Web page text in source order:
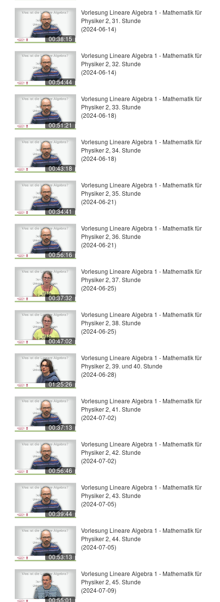
00:38:15
Vorlesung Lineare Algebra 1 - Mathematik für
Physiker 2, 31. Stunde
(2024-06-14)
00:54:44
Vorlesung Lineare Algebra 1 - Mathematik für
Physiker 2, 32. Stunde
(2024-06-14)
00:51:21
Vorlesung Lineare Algebra 1 - Mathematik für
Physiker 2, 33. Stunde
(2024-06-18)
00:43:18
Vorlesung Lineare Algebra 1 - Mathematik für
Physiker 2, 34. Stunde
(2024-06-18)
00:34:41
Vorlesung Lineare Algebra 1 - Mathematik für
Physiker 2, 35. Stunde
(2024-06-21)
00:56:16
Vorlesung Lineare Algebra 1 - Mathematik für
Physiker 2, 36. Stunde
(2024-06-21)
00:37:32
Vorlesung Lineare Algebra 1 - Mathematik für
Physiker 2, 37. Stunde
(2024-06-25)
00:47:02
Vorlesung Lineare Algebra 1 - Mathematik für
Physiker 2, 38. Stunde
(2024-06-25)
01:25:26
Vorlesung Lineare Algebra 1 - Mathematik für
Physiker 2, 39. und 40. Stunde
(2024-06-28)
00:37:13
Vorlesung Lineare Algebra 1 - Mathematik für
Physiker 2, 41. Stunde
(2024-07-02)
00:56:46
Vorlesung Lineare Algebra 1 - Mathematik für
Physiker 2, 42. Stunde
(2024-07-02)
00:39:44
Vorlesung Lineare Algebra 1 - Mathematik für
Physiker 2, 43. Stunde
(2024-07-05)
00:53:13
Vorlesung Lineare Algebra 1 - Mathematik für
Physiker 2, 44. Stunde
(2024-07-05)
00:55:01
Vorlesung Lineare Algebra 1 - Mathematik für
Physiker 2, 45. Stunde
(2024-07-09)